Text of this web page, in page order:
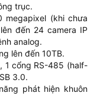
trục.
megapixel (khi chưa
đến 24 camera IP
analog.
lên đến 10TB.
1 cổng RS-485 (half-
3.0.
phát hiện khuôn